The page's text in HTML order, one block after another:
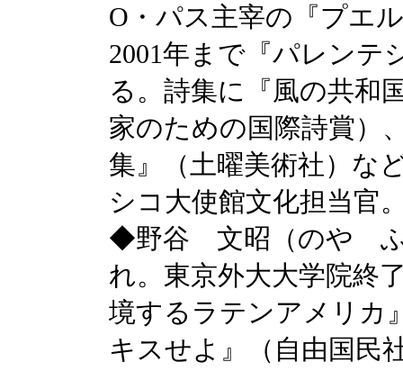
O・パス主宰の『プエ
2001年まで『パレンテ
る。詩集に『風の共和
家のための国際詩賞）
集』（土曜美術社）な
シコ大使館文化担当官
◆野谷 文昭（のや ふ
れ。東京外大大学院終
境するラテンアメリカ
キスせよ』（自由国民